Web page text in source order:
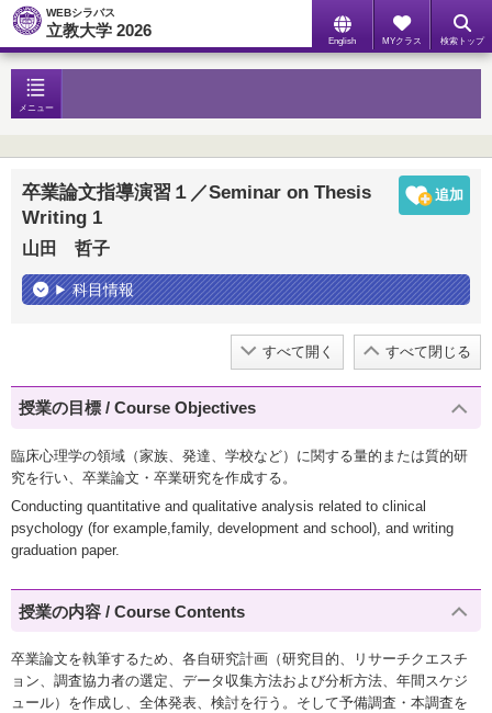
WEBシラバス
立教大学 2026
English MYクラス 検索トップ
メニュー
卒業論文指導演習１／Seminar on Thesis
Writing 1
山田 哲子
科目情報
すべて開く すべて閉じる
授業の目標 / Course Objectives
臨床心理学の領域（家族、発達、学校など）に関する量的または質的研
究を行い、卒業論文・卒業研究を作成する。
Conducting quantitative and qualitative analysis related to clinical
psychology (for example,family, development and school), and writing
graduation paper.
授業の内容 / Course Contents
卒業論文を執筆するため、各自研究計画（研究目的、リサーチクエスチ
ョン、調査協力者の選定、データ収集方法および分析方法、年間スケジ
ュール）を作成し、全体発表、検討を行う。そして予備調査・本調査を